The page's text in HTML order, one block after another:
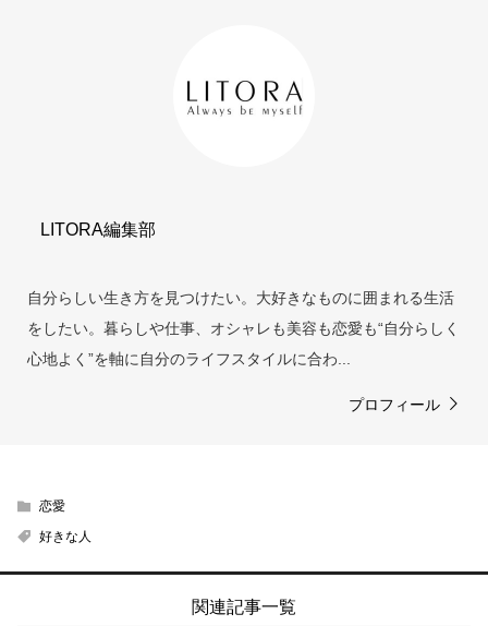
LITORA編集部
自分らしい生き方を見つけたい。大好きなものに囲まれる生活
をしたい。暮らしや仕事、オシャレも美容も恋愛も“自分らしく
心地よく”を軸に自分のライフスタイルに合わ...
プロフィール
恋愛
好きな人
関連記事一覧